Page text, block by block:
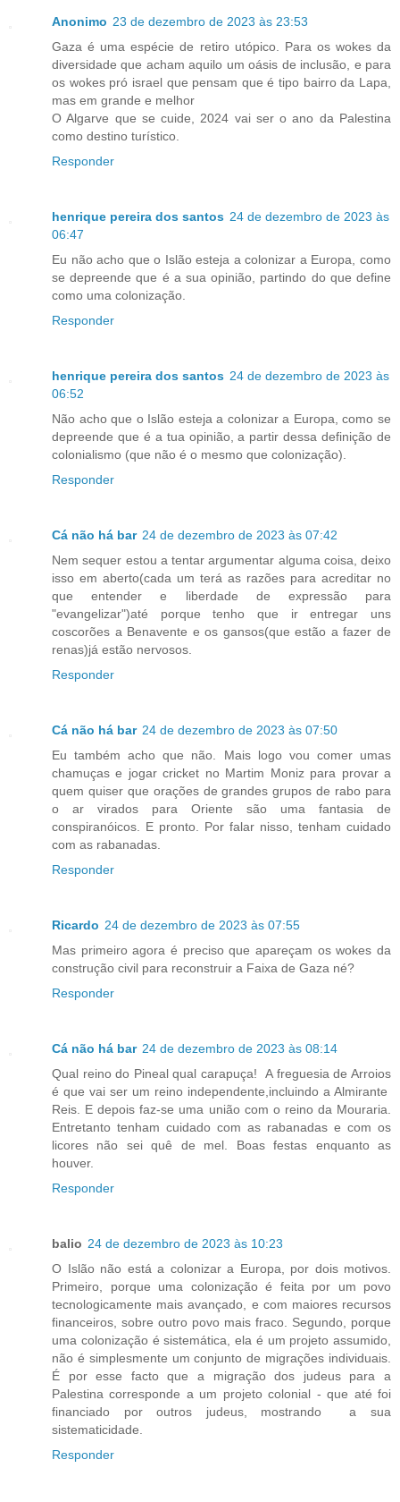
Anonimo 23 de dezembro de 2023 às 23:53
Gaza é uma espécie de retiro utópico. Para os wokes da
diversidade que acham aquilo um oásis de inclusão, e para
os wokes pró israel que pensam que é tipo bairro da Lapa,
mas em grande e melhor
O Algarve que se cuide, 2024 vai ser o ano da Palestina
como destino turístico.
Responder
henrique pereira dos santos 24 de dezembro de 2023 às
06:47
Eu não acho que o Islão esteja a colonizar a Europa, como
se depreende que é a sua opinião, partindo do que define
como uma colonização.
Responder
henrique pereira dos santos 24 de dezembro de 2023 às
06:52
Não acho que o Islão esteja a colonizar a Europa, como se
depreende que é a tua opinião, a partir dessa definição de
colonialismo (que não é o mesmo que colonização).
Responder
Cá não há bar 24 de dezembro de 2023 às 07:42
Nem sequer estou a tentar argumentar alguma coisa, deixo
isso em aberto(cada um terá as razões para acreditar no
que entender e liberdade de expressão para
"evangelizar")até porque tenho que ir entregar uns
coscorões a Benavente e os gansos(que estão a fazer de
renas)já estão nervosos.
Responder
Cá não há bar 24 de dezembro de 2023 às 07:50
Eu também acho que não. Mais logo vou comer umas
chamuças e jogar cricket no Martim Moniz para provar a
quem quiser que orações de grandes grupos de rabo para
o ar virados para Oriente são uma fantasia de
conspiranóicos. E pronto. Por falar nisso, tenham cuidado
com as rabanadas.
Responder
Ricardo 24 de dezembro de 2023 às 07:55
Mas primeiro agora é preciso que apareçam os wokes da
construção civil para reconstruir a Faixa de Gaza né?
Responder
Cá não há bar 24 de dezembro de 2023 às 08:14
Qual reino do Pineal qual carapuça! A freguesia de Arroios
é que vai ser um reino independente,incluindo a Almirante
Reis. E depois faz-se uma união com o reino da Mouraria.
Entretanto tenham cuidado com as rabanadas e com os
licores não sei quê de mel. Boas festas enquanto as
houver.
Responder
balio 24 de dezembro de 2023 às 10:23
O Islão não está a colonizar a Europa, por dois motivos.
Primeiro, porque uma colonização é feita por um povo
tecnologicamente mais avançado, e com maiores recursos
financeiros, sobre outro povo mais fraco. Segundo, porque
uma colonização é sistemática, ela é um projeto assumido,
não é simplesmente um conjunto de migrações individuais.
É por esse facto que a migração dos judeus para a
Palestina corresponde a um projeto colonial - que até foi
financiado por outros judeus, mostrando a sua
sistematicidade.
Responder